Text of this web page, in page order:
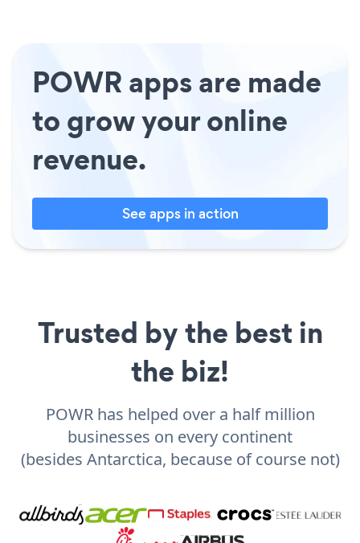
POWR apps are made
to grow your online
revenue.
See apps in action
Trusted by the best in
the biz!
POWR has helped over a half million
businesses on every continent
(besides Antarctica, because of course not)